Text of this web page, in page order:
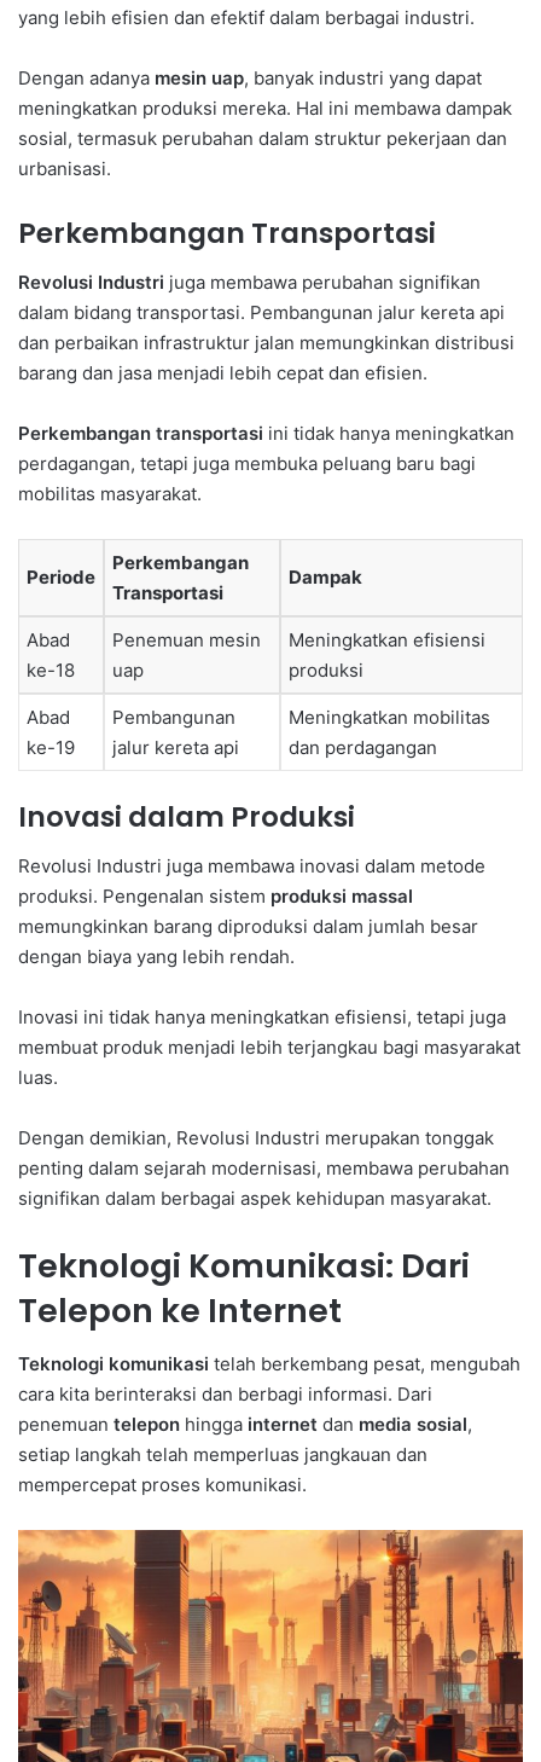
yang lebih efisien dan efektif dalam berbagai industri.
Dengan adanya mesin uap, banyak industri yang dapat
meningkatkan produksi mereka. Hal ini membawa dampak
sosial, termasuk perubahan dalam struktur pekerjaan dan
urbanisasi.
Perkembangan Transportasi
Revolusi Industri juga membawa perubahan signifikan
dalam bidang transportasi. Pembangunan jalur kereta api
dan perbaikan infrastruktur jalan memungkinkan distribusi
barang dan jasa menjadi lebih cepat dan efisien.
Perkembangan transportasi ini tidak hanya meningkatkan
perdagangan, tetapi juga membuka peluang baru bagi
mobilitas masyarakat.
Periode
Perkembangan
Transportasi
Dampak
Abad
ke-18
Penemuan mesin
uap
Meningkatkan efisiensi
produksi
Abad
ke-19
Pembangunan
jalur kereta api
Meningkatkan mobilitas
dan perdagangan
Inovasi dalam Produksi
Revolusi Industri juga membawa inovasi dalam metode
produksi. Pengenalan sistem produksi massal
memungkinkan barang diproduksi dalam jumlah besar
dengan biaya yang lebih rendah.
Inovasi ini tidak hanya meningkatkan efisiensi, tetapi juga
membuat produk menjadi lebih terjangkau bagi masyarakat
luas.
Dengan demikian, Revolusi Industri merupakan tonggak
penting dalam sejarah modernisasi, membawa perubahan
signifikan dalam berbagai aspek kehidupan masyarakat.
Teknologi Komunikasi: Dari
Telepon ke Internet
Teknologi komunikasi telah berkembang pesat, mengubah
cara kita berinteraksi dan berbagi informasi. Dari
penemuan telepon hingga internet dan media sosial,
setiap langkah telah memperluas jangkauan dan
mempercepat proses komunikasi.